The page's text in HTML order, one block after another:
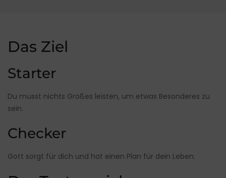
Das Ziel
Starter
Du musst nichts Großes leisten, um etwas Besonderes zu
sein.
Checker
Gott sorgt für dich und hat einen Plan für dein Leben.